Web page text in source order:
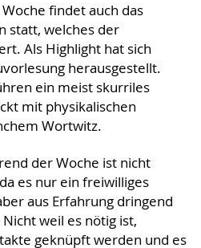
findet auch das
statt, welches der
Als Highlight hat sich
herausgestellt.
ein meist skurriles
mit physikalischen
Wortwitz.
der Woche ist nicht
es nur ein freiwilliges
aus Erfahrung dringend
weil es nötig ist,
geknüpft werden und es